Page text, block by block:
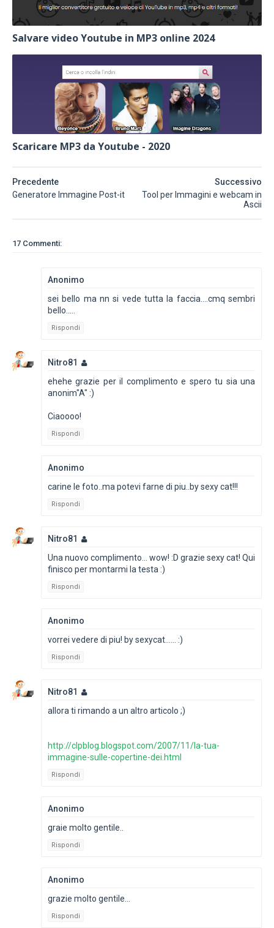
Salvare video Youtube in MP3 online 2024
Scaricare MP3 da Youtube - 2020
Successivo
Tool per Immagini e webcam in
Ascii
Precedente
Generatore Immagine Post-it
17 Commenti:
Anonimo
sei bello ma nn si vede tutta la faccia....cmq sembri
bello.....
Rispondi
Nitro81
ehehe grazie per il complimento e spero tu sia una
anonim"A" :)
Ciaoooo!
Rispondi
Anonimo
carine le foto..ma potevi farne di piu..by sexy cat!!!
Rispondi
Nitro81
Una nuovo complimento... wow! :D grazie sexy cat! Qui
finisco per montarmi la testa :)
Rispondi
Anonimo
vorrei vedere di piu! by sexycat...... :)
Rispondi
Nitro81
allora ti rimando a un altro articolo ;)
http://clpblog.blogspot.com/2007/11/la-tua-
immagine-sulle-copertine-dei.html
Rispondi
Anonimo
graie molto gentile..
Rispondi
Anonimo
grazie molto gentile...
Rispondi